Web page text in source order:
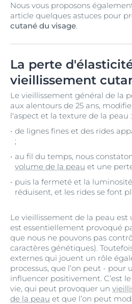
Nous vous proposons
article quelques astuces pour
cutané du visage.
La perte
vieillissement
Le vieillissement général de la
aux alentours de 25 ans,
l'aspect et la texture de la peau :
de lignes fines et des rides
;
au fil du temps, nous
volume de la peau et une
puis la fermeté et la
réduisent, et les rides se font
Le vieillissement de la peau est
est essentiellement provoqué
que nous ne pouvons pas
caractères génétiques).
externes qui jouent un rôle
processus, que l’on peut - pour
influencer positivement. C’est
vie, qui peut provoquer un
de la peau et que l’on peut